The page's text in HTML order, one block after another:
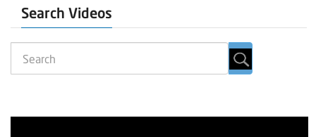
Search Videos